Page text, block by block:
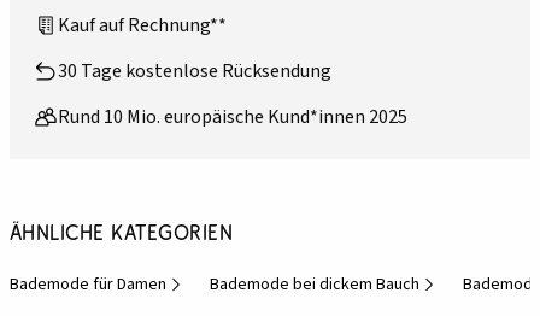
Kauf auf Rechnung**
30 Tage kostenlose Rücksendung
Rund 10 Mio. europäische Kund*innen 2025
Ähnliche Kategorien
Bademode für Damen Bademode bei dickem Bauch